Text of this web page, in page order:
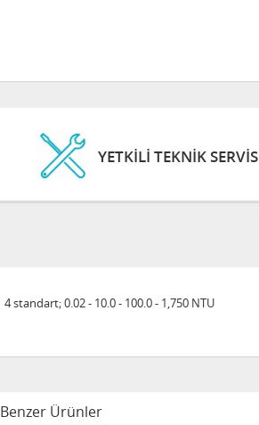
YETKİLİ TEKNİK SERVİS
4 standart; 0.02 - 10.0 - 100.0 - 1,750 NTU
Benzer Ürünler